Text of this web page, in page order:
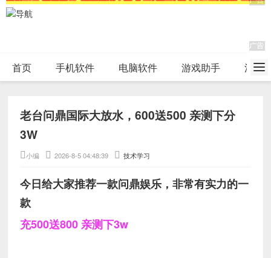
首页 手机软件 电脑软件 游戏助手 活动
老台问鼎国际大放水，600送500 亲测下分
3W
小编 2026-8-5 04:48:39 技术学习
今日给大家推荐一款问鼎娱乐，非常有实力的一
款
充500送800 亲测下3w